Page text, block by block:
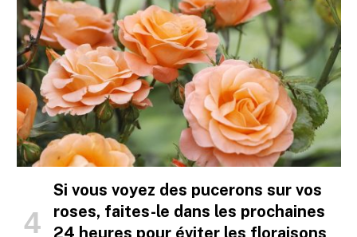
Si vous voyez des pucerons sur vos
roses, faites-le dans les prochaines